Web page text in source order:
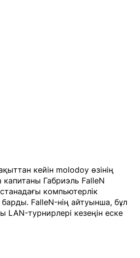
кейін molodoy өзінің
капитаны Габриэль FalleN
компьютерлік
барды. FalleN-нің айтуынша, бұл
LAN-турнирлері кезеңін еске